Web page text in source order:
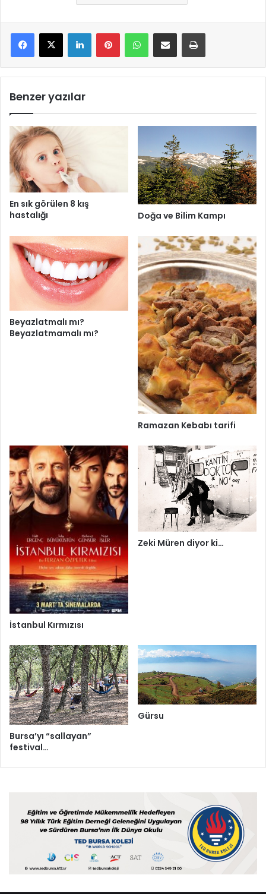
Benzer yazılar
En sık görülen 8 kış
hastalığı
Doğa ve Bilim Kampı
Beyazlatmalı mı?
Beyazlatmamalı mı?
Ramazan Kebabı tarifi
İstanbul Kırmızısı
Zeki Müren diyor ki…
Bursa’yı “sallayan”
festival…
Gürsu